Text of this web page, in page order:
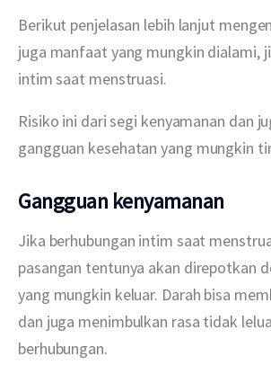
Berikut penjelasan lebih lanjut
juga manfaat yang mungkin dialami,
intim saat menstruasi.
Risiko ini dari segi kenyamanan dan
gangguan kesehatan yang mungkin
Gangguan kenyamanan
Jika berhubungan intim saat
pasangan tentunya akan direpotkan
yang mungkin keluar. Darah bisa
dan juga menimbulkan rasa tidak
berhubungan.